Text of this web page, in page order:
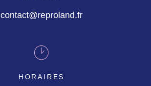
contact@reproland.fr
HORAIRES